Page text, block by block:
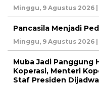
Minggu, 9 Agustus 2026 |
Pancasila Menjadi
Minggu, 9 Agustus 2026 |
Muba Jadi Panggung
Koperasi, Menteri
Staf Presiden